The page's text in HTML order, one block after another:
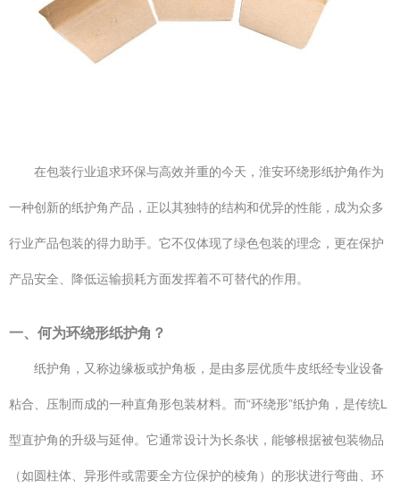
在包装行业追求环保与高效并重的今天，淮安环绕形纸护角作为
一种创新的纸护角产品，正以其独特的结构和优异的性能，成为众多
行业产品包装的得力助手。它不仅体现了绿色包装的理念，更在保护
产品安全、降低运输损耗方面发挥着不可替代的作用。
一、何为环绕形纸护角？
纸护角，又称边缘板或护角板，是由多层优质牛皮纸经专业设备
粘合、压制而成的一种直角形包装材料。而“环绕形”纸护角，是传统L
型直护角的升级与延伸。它通常设计为长条状，能够根据被包装物品
（如圆柱体、异形件或需要全方位保护的棱角）的形状进行弯曲、环